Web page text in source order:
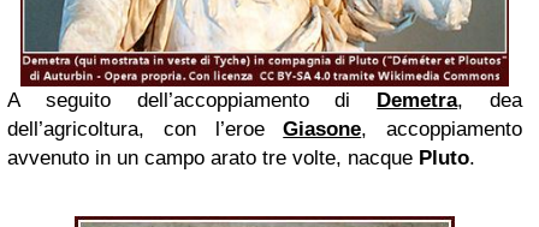
A seguito dell’accoppiamento di Demetra, dea
dell’agricoltura, con l’eroeGiasone, accoppiamento
avvenuto in un campo arato tre volte, nacque Pluto.